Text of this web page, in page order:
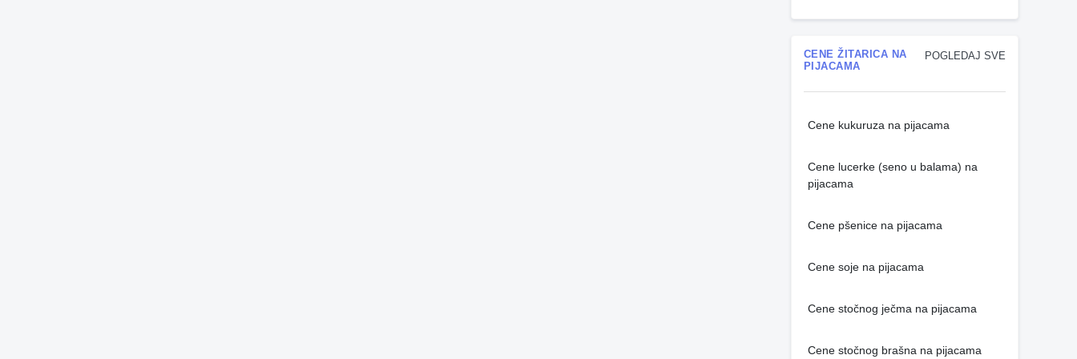
POGLEDAJ SVE
CENE ŽITARICA NA
PIJACAMA
Cene kukuruza na pijacama
Cene lucerke (seno u balama) na
pijacama
Cene pšenice na pijacama
Cene soje na pijacama
Cene stočnog ječma na pijacama
Cene stočnog brašna na pijacama